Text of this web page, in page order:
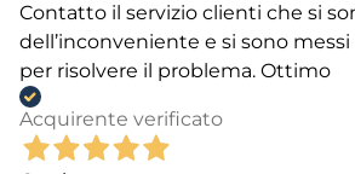
Contatto il servizio clienti che si
dell’inconveniente e si sono
per risolvere il problema. Ottimo
Acquirente verificato